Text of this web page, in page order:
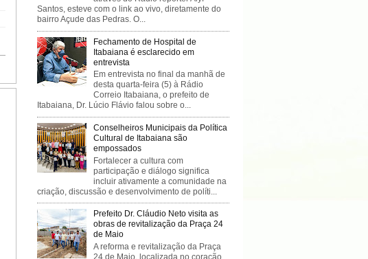
Santos, esteve com o link ao vivo, diretamente do
bairro Açude das Pedras. O...
Fechamento de Hospital de
Itabaiana é esclarecido em
entrevista
Em entrevista no final da manhã de
desta quarta-feira (5) à Rádio
Correio Itabaiana, o prefeito de
Itabaiana, Dr. Lúcio Flávio falou sobre o...
Conselheiros Municipais da Política
Cultural de Itabaiana são
empossados
Fortalecer a cultura com
participação e diálogo significa
incluir ativamente a comunidade na
criação, discussão e desenvolvimento de políti...
Prefeito Dr. Cláudio Neto visita as
obras de revitalização da Praça 24
de Maio
A reforma e revitalização da Praça
24 de Maio, localizada no coração